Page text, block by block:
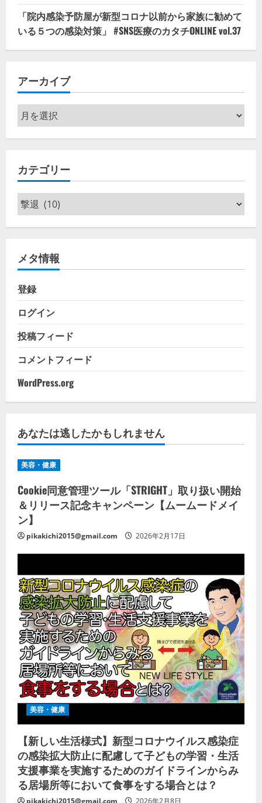
「院内感染予防屋が新型コロナ以前から家族に勧めて
いる５つの感染対策」 #SNS医療のカタチONLINE vol.37
アーカイブ
ア
ー
カ
ブ
カテゴリー
カ
テ
ゴ
ー
メタ情報
登録
ログイン
投稿フィード
コメントフィード
WordPress.org
あなたは逃したかもしれません
美容・健康
Cookie同意管理ツール「STRIGHT」取り扱い開始
＆リリース記念キャンペーン【ムームードメイ
ン】
pikakichi2015@gmail.com 2026年2月17日
美容・健康
【新しい生活様式】新型コロナウイルス感染症
の感染拡大防止に配慮して子どもの学習・生活
支援事業を実施するためのガイドラインからみ
る居場所等において食事をする場合とは？
pikakichi2015@gmail.com 2026年2月8日